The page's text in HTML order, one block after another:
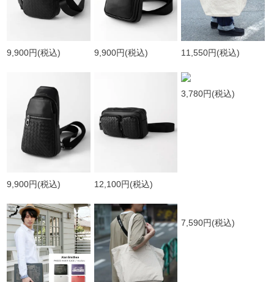
9,900円(税込) 9,900円(税込) 11,550円(税込)
9,900円(税込) 12,100円(税込)
3,780円(税込)
7,590円(税込)